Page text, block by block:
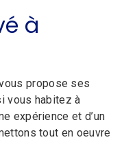
à
propose ses
vous habitez à
expérience et d’un
tout en oeuvre